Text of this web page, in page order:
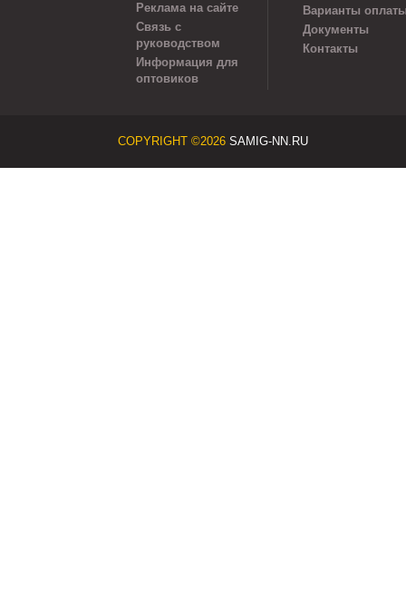
Реклама на сайте
Связь с
руководством
Информация для
оптовиков
Варианты
Документы
Контакты
COPYRIGHT ©2026 SAMIG-NN.RU